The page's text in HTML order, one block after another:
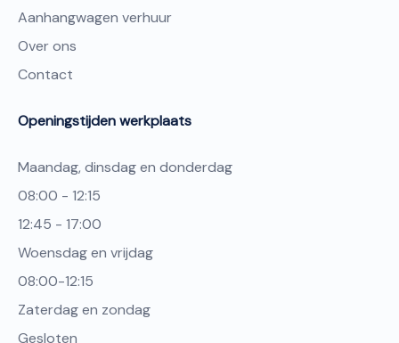
Aanhangwagen verhuur
Over ons
Contact
Openingstijden werkplaats
Maandag, dinsdag en donderdag
08:00 - 12:15
12:45 - 17:00
Woensdag en vrijdag
08:00-12:15
Zaterdag en zondag
Gesloten